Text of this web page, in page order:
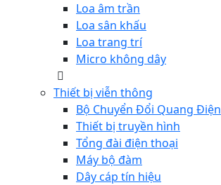
Loa âm trần
Loa sân khấu
Loa trang trí
Micro không dây
Thiết bị viễn thông
Bộ Chuyển Đổi Quang Điện
Thiết bị truyền hình
Tổng đài điện thoại
Máy bộ đàm
Dây cáp tín hiệu